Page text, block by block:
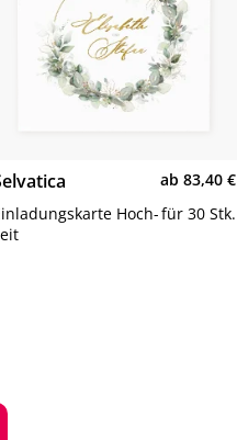
ab 83,40 €
Hoch­für 30 Stk.